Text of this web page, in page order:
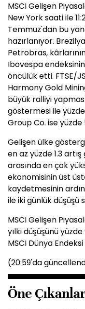
MSCI Gelişen
New York saati ile
Temmuz'dan bu
hazırlanıyor.
Petrobras,
Ibovespa
öncülük etti. FTSE/
Harmony Gold
büyük ralliyi
göstermesi ile
Group Co. ise
Gelişen ülke
en az yüzde 1.3
arasında en çok
ekonomisinin üst
kaydetmesinin
ile iki günlük düşüşü
MSCI Gelişen
yılki düşüşünü
MSCI Dünya
(20:59'da
Öne